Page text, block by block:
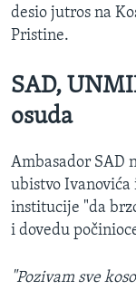
desio jutros na
Pristine.
SAD,
osuda
Ambasador SAD
ubistvo Ivanovića
institucije "da
i dovedu
"Pozivam sve